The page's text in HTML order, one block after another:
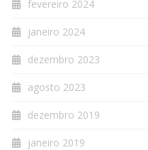
fevereiro 2024
janeiro 2024
dezembro 2023
agosto 2023
dezembro 2019
janeiro 2019